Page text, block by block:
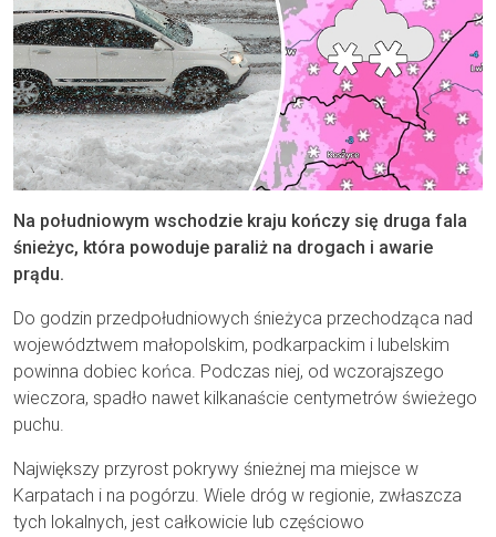
Na południowym wschodzie kraju kończy się druga fala
śnieżyc, która powoduje paraliż na drogach i awarie
prądu.
Do godzin przedpołudniowych śnieżyca przechodząca nad
województwem małopolskim, podkarpackim i lubelskim
powinna dobiec końca. Podczas niej, od wczorajszego
wieczora, spadło nawet kilkanaście centymetrów świeżego
puchu.
Największy przyrost pokrywy śnieżnej ma miejsce w
Karpatach i na pogórzu. Wiele dróg w regionie, zwłaszcza
tych lokalnych, jest całkowicie lub częściowo